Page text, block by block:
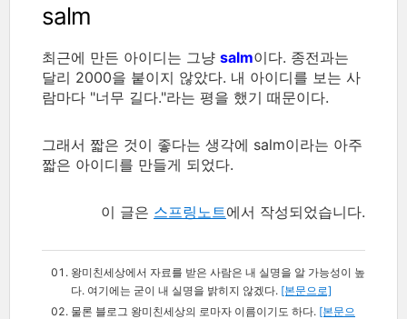
salm
최근에 만든 아이디는 그냥 salm이다. 종전과는
달리 2000을 붙이지 않았다. 내 아이디를 보는 사
람마다 "너무 길다."라는 평을 했기 때문이다.
그래서 짧은 것이 좋다는 생각에 salm이라는 아주
짧은 아이디를 만들게 되었다.
이 글은 스프링노트에서 작성되었습니다.
왕미친세상에서 자료를 받은 사람은 내 실명을 알 가능성이 높
다. 여기에는 굳이 내 실명을 밝히지 않겠다. [본문으로]
물론 블로그 왕미친세상의 로마자 이름이기도 하다. [본문으